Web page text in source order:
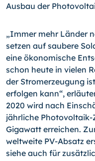
Ausbau der
„Immer mehr Länder
setzen auf saubere
eine ökonomische
schon heute in vielen
der Stromerzeugung
erfolgen kann“,
2020 wird nach
jährliche Photovoltaik-
Gigawatt erreichen.
weltweite PV-Absatz
siehe auch für